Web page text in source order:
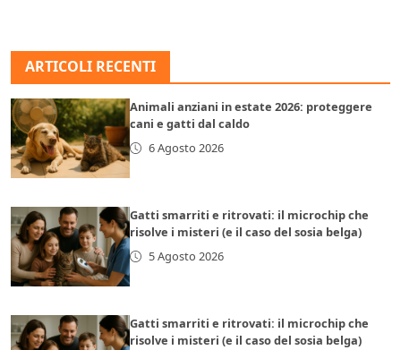
ARTICOLI RECENTI
Animali anziani in estate 2026: proteggere
cani e gatti dal caldo
6 Agosto 2026
Gatti smarriti e ritrovati: il microchip che
risolve i misteri (e il caso del sosia belga)
5 Agosto 2026
Gatti smarriti e ritrovati: il microchip che
risolve i misteri (e il caso del sosia belga)